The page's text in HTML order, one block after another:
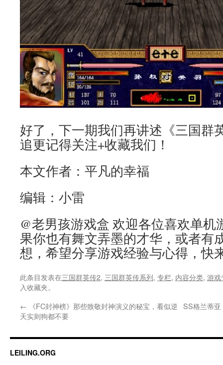
好了，下一期我们再讲述《三国群
追更记得关注+收藏我们！
本文作者：平凡的幸福
编辑：小雷
@老男孩游戏盒 欢迎各位喜欢单
果你也有舞文弄墨的才华，或者有
想，希望分享游戏经验与心得，快
此条目发表在三国群英传2, 三国群英传系列, 专栏, 内容分类, 游戏
入收藏夹。
← 《FC封神榜》那些致敬封神演义的秘宝，看似逆
天实则狗都不要
SS格兰蒂
LEILING.ORG